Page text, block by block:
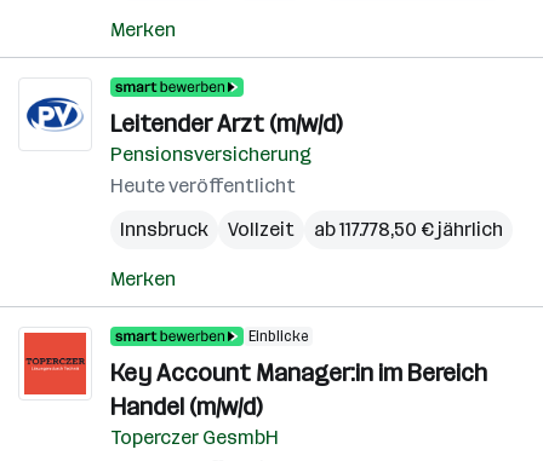
Merken
Leitender Arzt (m/w/d)
Pensionsversicherung
Heute veröffentlicht
Innsbruck
Vollzeit ab 117.778,50 € jährlich
Merken
Einblicke
Key Account Manager:in im Bereich
Handel (m/w/d)
Toperczer GesmbH